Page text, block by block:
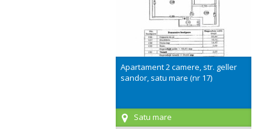
Apartament 2 camere, str. geller
sandor, satu mare (nr 17)
Satu mare